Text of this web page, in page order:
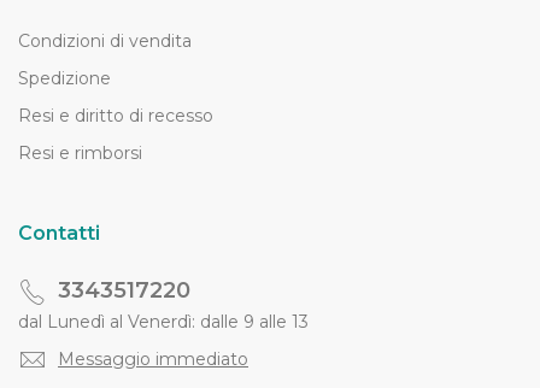
Condizioni di vendita
Spedizione
Resi e diritto di recesso
Resi e rimborsi
Contatti
3343517220
dal Lunedì al Venerdì: dalle 9 alle 13
Messaggio immediato